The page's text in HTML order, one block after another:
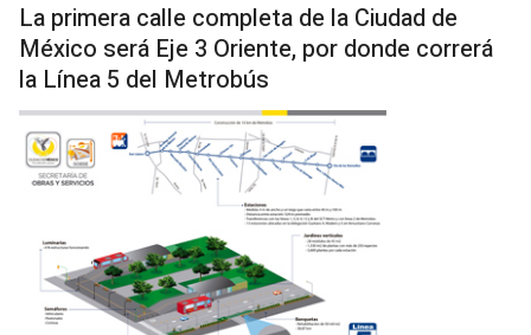
La primera calle completa de la Ciudad de
México será Eje 3 Oriente, por donde correrá
la Línea 5 del Metrobús